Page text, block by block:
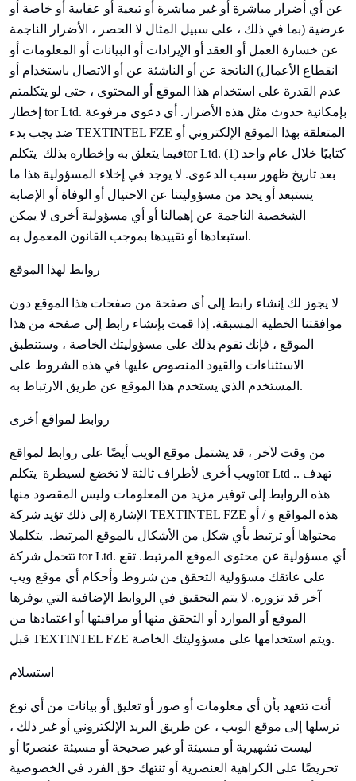
عن أي أضرار مباشرة أو غير مباشرة أو تبعية أو عقابية أو خاصة أو
عرضية (بما في ذلك ، على سبيل المثال لا الحصر ، الأضرار الناجمة
عن خسارة العمل أو العقد أو الإيرادات أو البيانات أو المعلومات أو
انقطاع الأعمال) الناتجة عن أو الناشئة عن أو الاتصال باستخدام أو
عدم القدرة على استخدام هذا الموقع أو المحتوى ، حتى لو يتكلمتم
إخطار tor Ltd. بإمكانية حدوث مثل هذه الأضرار. أي دعوى مرفوعة
ضد TEXTINTEL FZE المتعلقة بهذا الموقع الإلكتروني أو
فيما يتعلق به وإخطاره بذلك يتكلم
tor Ltd. كتابيًا خلال عام واحد (1)
بعد تاريخ ظهور سبب الدعوى. لا يوجد في إخلاء المسؤولية هذا ما
يستبعد أو يحد من مسؤوليتنا عن الاحتيال أو الوفاة أو الإصابة
الشخصية الناجمة عن إهمالنا أو أي مسؤولية أخرى لا يمكن
استبعادها أو تقييدها بموجب القانون المعمول به.
روابط لهذا الموقع
لا يجوز لك إنشاء رابط إلى أي صفحة من صفحات هذا الموقع دون
موافقتنا الخطية المسبقة. إذا قمت بإنشاء رابط إلى صفحة من هذا
الموقع ، فإنك تقوم بذلك على مسؤوليتك الخاصة ، وستنطبق
الاستثناءات والقيود المنصوص عليها في هذه الشروط على
المستخدم الذي يستخدم هذا الموقع عن طريق الارتباط به.
روابط لمواقع أخرى
من وقت لآخر ، قد يشتمل موقع الويب أيضًا على روابط لمواقع
ويب أخرى لأطراف ثالثة لا تخضع لسيطرة يتكلم
tor Ltd .. تهدف
هذه الروابط إلى توفير مزيد من المعلومات وليس المقصود منها
الإشارة إلى ذلك TEXTINTEL FZE هذه المواقع و / أو
محتواها أو ترتبط بأي شكل من الأشكال بالموقع المرتبط. يتكلملا
تتحمل شركة tor Ltd. أي مسؤولية عن محتوى الموقع المرتبط. تقع
على عاتقك مسؤولية التحقق من شروط وأحكام أي موقع ويب
آخر قد تزوره. لا يتم التحقيق في الروابط الإضافية التي يوفرها
الموقع أو الموارد أو التحقق منها أو مراقبتها أو اعتمادها من
TEXTINTEL FZE ويتم استخدامها على مسؤوليتك الخاصة.
استسلام
أنت تتعهد بأن أي معلومات أو صور أو تعليق أو بيانات من أي نوع
ترسلها إلى موقع الويب ، عن طريق البريد الإلكتروني أو غير ذلك ،
ليست تشهيرية أو مسيئة أو غير صحيحة أو مسيئة عنصريًا أو
تحريضًا على الكراهية العنصرية أو تنتهك حق الفرد في الخصوصية